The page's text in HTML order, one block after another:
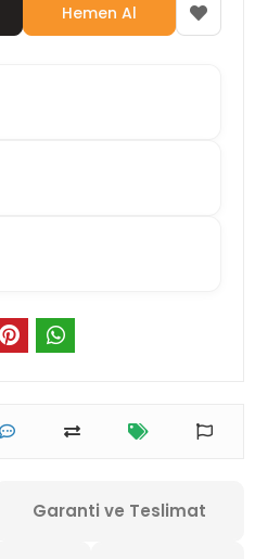
Hemen Al
Garanti ve Teslimat